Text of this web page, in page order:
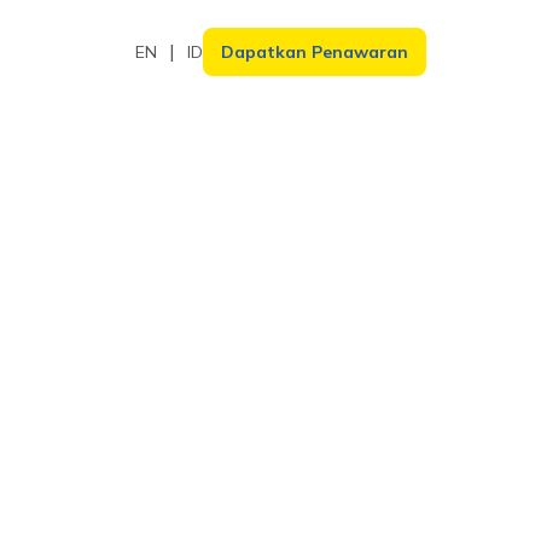
EN ID Dapatkan Penawaran